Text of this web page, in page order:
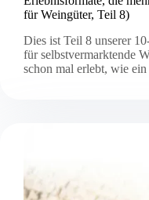
für Weingüter, Teil 8)
Dies ist Teil 8 unserer
für selbstvermarktende
schon mal erlebt, wie